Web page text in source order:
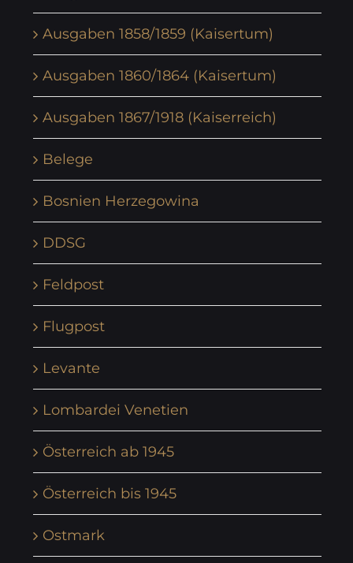
Ausgaben 1858/1859 (Kaisertum)
Ausgaben 1860/1864 (Kaisertum)
Ausgaben 1867/1918 (Kaiserreich)
Belege
Bosnien Herzegowina
DDSG
Feldpost
Flugpost
Levante
Lombardei Venetien
Österreich ab 1945
Österreich bis 1945
Ostmark